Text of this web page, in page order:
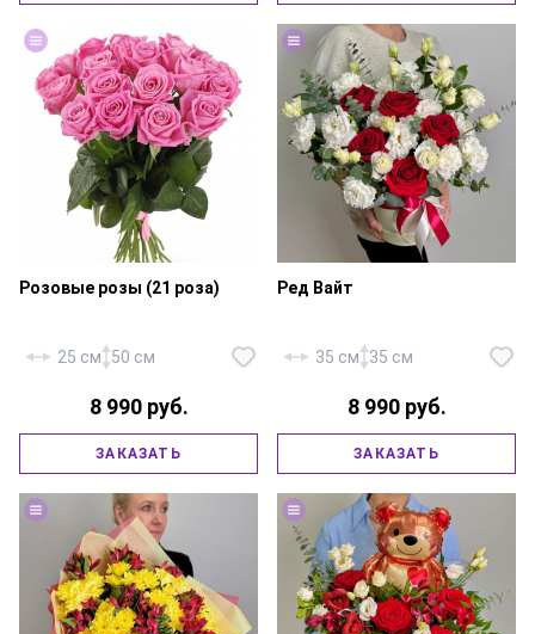
Роза «Россия Аква» — 21 шт.,
Розовые розы (21 роза)
25 см 50 см
8 990 руб.
ЗАКАЗАТЬ
шт., эустома «Алиса Вайт» — 5
шт., эвкалипт, шляпная коробка
флористическая губка,
Ред Вайт
35 см 35 см
8 990 руб.
ЗАКАЗАТЬ